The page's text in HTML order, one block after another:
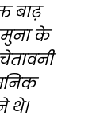
बाढ़
के
थे।